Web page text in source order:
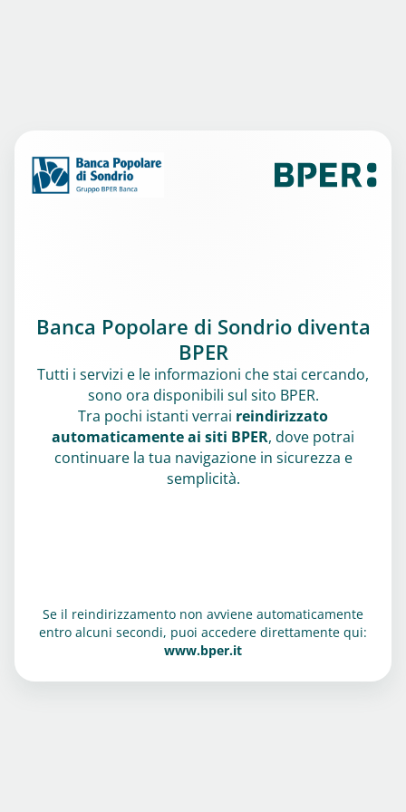
Banca Popolare di Sondrio diventa
BPER
Tutti i servizi e le informazioni che stai cercando,
sono ora disponibili sul sito BPER.
Tra pochi istanti verrai reindirizzato
automaticamente ai siti BPER, dove potrai
continuare la tua navigazione in sicurezza e
semplicità.
Se il reindirizzamento non avviene automaticamente
entro alcuni secondi, puoi accedere direttamente qui:
www.bper.it